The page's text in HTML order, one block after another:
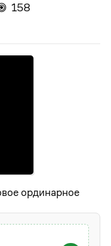
158
ординарное